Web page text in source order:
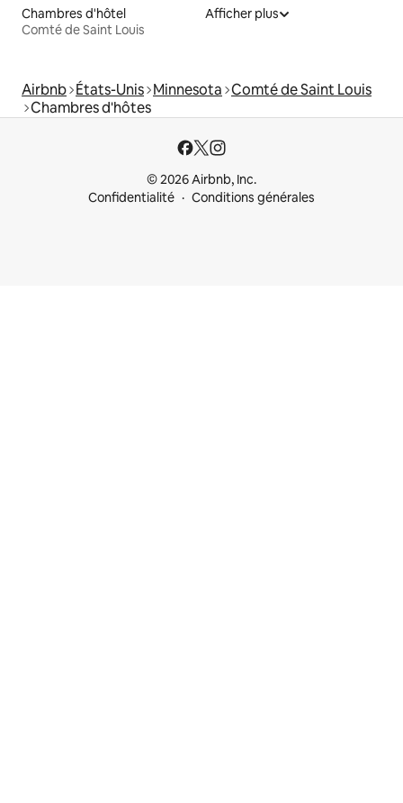
Chambres d'hôtel
Comté de Saint Louis
Afficher plus
Airbnb États-Unis Minnesota Comté de Saint Louis
Chambres d'hôtes
© 2026 Airbnb, Inc.
Confidentialité
Conditions générales